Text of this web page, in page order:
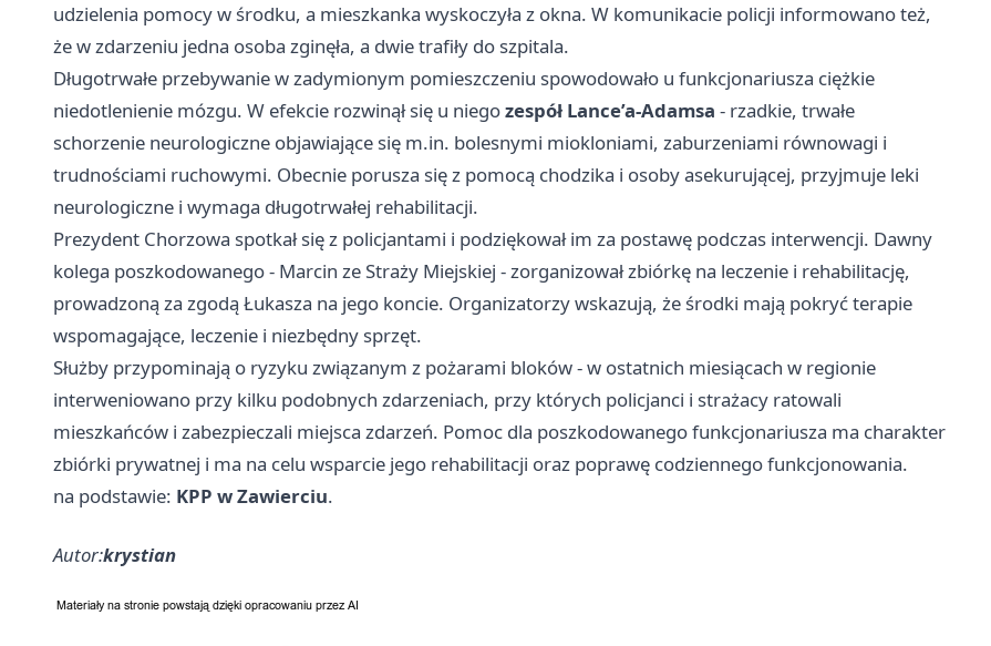
udzielenia pomocy w środku, a mieszkanka wyskoczyła z okna. W komunikacie policji informowano też,
że w zdarzeniu jedna osoba zginęła, a dwie trafiły do szpitala.
Długotrwałe przebywanie w zadymionym pomieszczeniu spowodowało u funkcjonariusza ciężkie
niedotlenienie mózgu. W efekcie rozwinął się u niegozespół Lance’a-Adamsa - rzadkie, trwałe
schorzenie neurologiczne objawiające się m.in. bolesnymi miokloniami, zaburzeniami równowagi i
trudnościami ruchowymi. Obecnie porusza się z pomocą chodzika i osoby asekurującej, przyjmuje leki
neurologiczne i wymaga długotrwałej rehabilitacji.
Prezydent Chorzowa spotkał się z policjantami i podziękował im za postawę podczas interwencji. Dawny
kolega poszkodowanego - Marcin ze Straży Miejskiej - zorganizował zbiórkę na leczenie i rehabilitację,
prowadzoną za zgodą Łukasza na jego koncie. Organizatorzy wskazują, że środki mają pokryć terapie
wspomagające, leczenie i niezbędny sprzęt.
Służby przypominają o ryzyku związanym z pożarami bloków - w ostatnich miesiącach w regionie
interweniowano przy kilku podobnych zdarzeniach, przy których policjanci i strażacy ratowali
mieszkańców i zabezpieczali miejsca zdarzeń. Pomoc dla poszkodowanego funkcjonariusza ma charakter
zbiórki prywatnej i ma na celu wsparcie jego rehabilitacji oraz poprawę codziennego funkcjonowania.
na podstawie: KPP w Zawierciu.
Autor:krystian